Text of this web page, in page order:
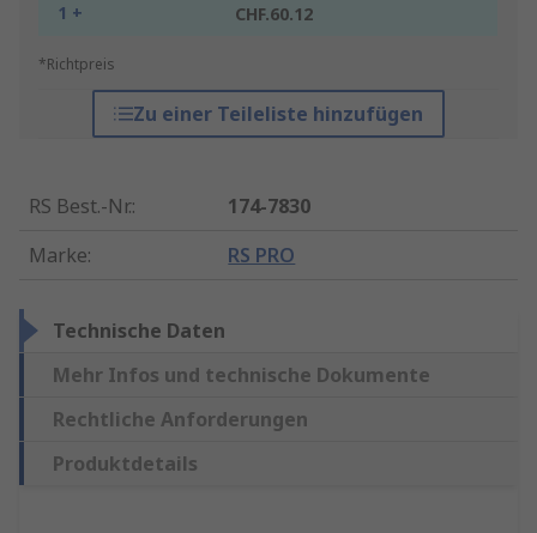
1 + CHF.60.12
*Richtpreis
Zu einer Teileliste hinzufügen
RS Best.-Nr.:
174-7830
Marke: RS PRO
Technische Daten
Mehr Infos und technische Dokumente
Rechtliche Anforderungen
Produktdetails